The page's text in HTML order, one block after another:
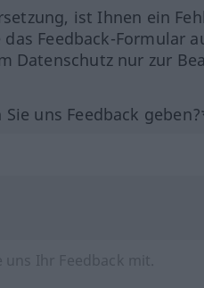
ist Ihnen ein
das Feedback-Formular
Datenschutz nur zur
uns Feedback